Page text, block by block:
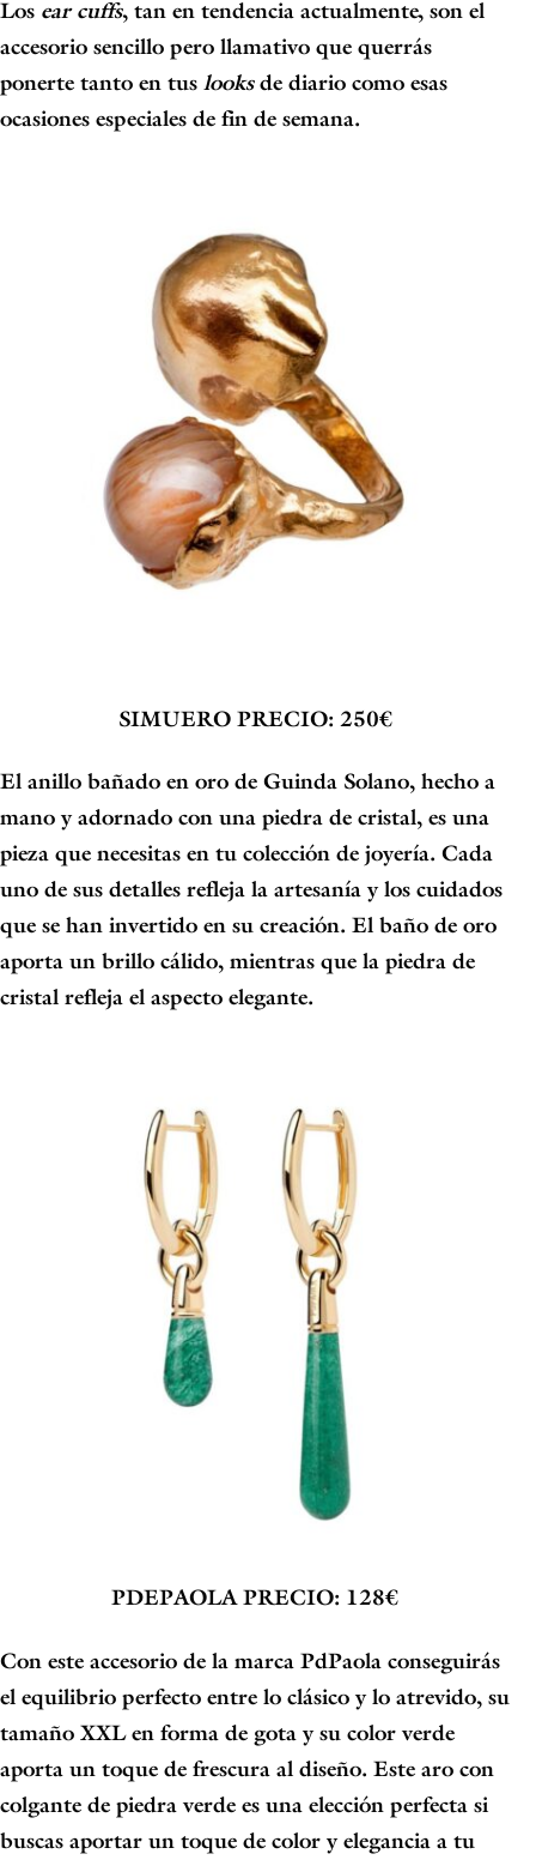
Los ear cuffs, tan en tendencia actualmente, son el
accesorio sencillo pero llamativo que querrás
ponerte tanto en tus looksde diario como esas
ocasiones especiales de fin de semana.
SIMUERO PRECIO: 250€
El anillo bañado en oro de Guinda Solano, hecho a
mano y adornado con una piedra de cristal, es una
pieza que necesitas en tu colección de joyería. Cada
uno de sus detalles refleja la artesanía y los cuidados
que se han invertido en su creación. El baño de oro
aporta un brillo cálido, mientras que la piedra de
cristal refleja el aspecto elegante.
PDEPAOLAPRECIO: 128€
Con este accesorio de la marca PdPaola conseguirás
el equilibrio perfecto entre lo clásico y lo atrevido, su
tamaño XXL en forma de gota y su color verde
aporta un toque de frescura al diseño. Este aro con
colgante de piedra verde es una elección perfecta si
buscas aportar un toque de color y elegancia a tu